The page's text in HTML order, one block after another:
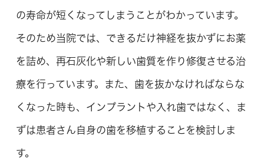
の寿命が短くなってしまうことがわかっています。
そのため当院では、できるだけ神経を抜かずにお薬
を詰め、再石灰化や新しい歯質を作り修復させる治
療を行っています。また、歯を抜かなければならな
くなった時も、インプラントや入れ歯ではなく、ま
ずは患者さん自身の歯を移植することを検討しま
す。